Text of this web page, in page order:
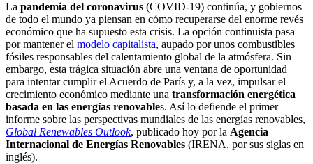
La pandemia del coronavirus (COVID-19) continúa, y gobiernos
de todo el mundo ya piensan en cómo recuperarse del enorme revés
económico que ha supuesto esta crisis. La opción continuista pasa
por mantener el modelo capitalista, aupado por unos combustibles
fósiles responsables del calentamiento global de la atmósfera. Sin
embargo, esta trágica situación abre una ventana de oportunidad
para intentar cumplir el Acuerdo de París y, a la vez, impulsar el
crecimiento económico mediante una transformación energética
basada en las energías renovables. Así lo defiende el primer
informe sobre las perspectivas mundiales de las energías renovables,
Global Renewables Outlook, publicado hoy por la Agencia
Internacional de Energías Renovables (IRENA, por sus siglas en
inglés).